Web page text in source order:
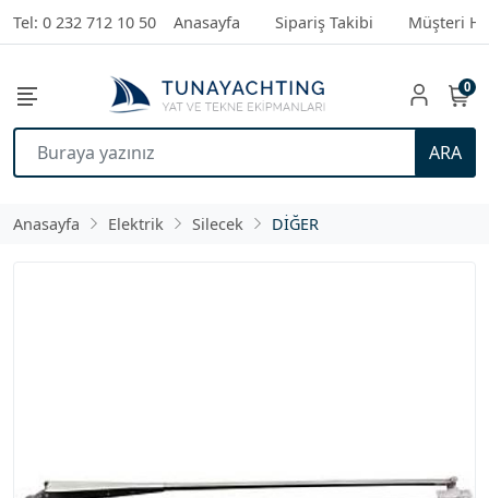
Tel: 0 232 712 10 50 Anasayfa Sipariş Takibi Müşteri
ARA
0
Anasayfa Elektrik Silecek DİĞER